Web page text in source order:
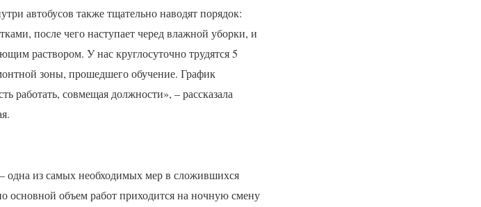
автобусов также тщательно наводят порядок:
после чего наступает черед влажной уборки, и
раствором. У нас круглосуточно трудятся 5
зоны, прошедшего обучение. График
работать, совмещая должности», – рассказала
одна из самых необходимых мер в сложившихся
основной объем работ приходится на ночную смену